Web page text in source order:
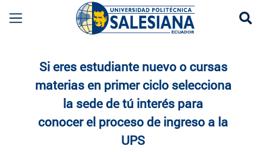
Si eres estudiante nuevo o cursas
materias en primer ciclo selecciona
la sede de tú interés para
conocer el proceso de ingreso a la
UPS